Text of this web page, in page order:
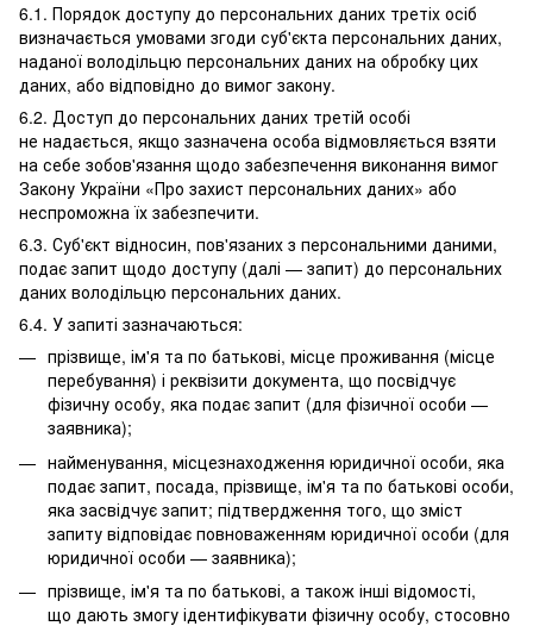
6.1. Порядок доступу до персональних даних третіх осіб
визначається умовами згоди суб'єкта персональних даних,
наданої володільцю персональних даних на обробку цих
даних, або відповідно до вимог закону.
6.2. Доступ до персональних даних третій особі
не надається, якщо зазначена особа відмовляється взяти
на себе зобов'язання щодо забезпечення виконання вимог
Закону України «Про захист персональних даних» або
неспроможна їх забезпечити.
6.3. Суб'єкт відносин, пов'язаних з персональними даними,
подає запит щодо доступу (далі — запит) до персональних
даних володільцю персональних даних.
6.4. У запиті зазначаються:
прізвище, ім'я та по батькові, місце проживання (місце
перебування) і реквізити документа, що посвідчує
фізичну особу, яка подає запит (для фізичної особи —
заявника);
найменування, місцезнаходження юридичної особи, яка
подає запит, посада, прізвище, ім'я та по батькові особи,
яка засвідчує запит; підтвердження того, що зміст
запиту відповідає повноваженням юридичної особи (для
юридичної особи — заявника);
прізвище, ім'я та по батькові, а також інші відомості,
що дають змогу ідентифікувати фізичну особу, стосовно